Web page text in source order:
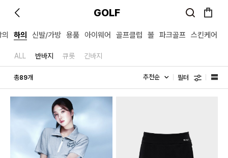
GOLF
하의 신발/가방 용품 아이웨어 골프클럽 볼 파크골프 스킨케어
ALL 반바지 큐롯 긴바지
총89개 필터